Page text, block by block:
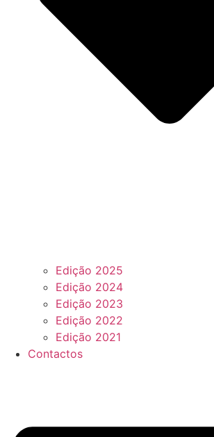
Edição 2025
Edição 2024
Edição 2023
Edição 2022
Edição 2021
Contactos